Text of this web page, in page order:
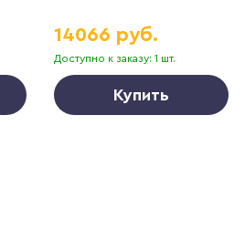
Доступно к заказу: 1 шт.
14066 руб.
Купить